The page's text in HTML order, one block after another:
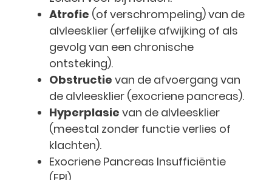
Atrofie (of verschrompeling) van de
alvleesklier (erfelijke afwijking of als
gevolg van een chronische
ontsteking).
Obstructie van de afvoergang van
de alvleesklier (exocriene pancreas).
Hyperplasie van de alvleesklier
(meestal zonder functie verlies of
klachten).
Exocriene Pancreas Insufficiëntie